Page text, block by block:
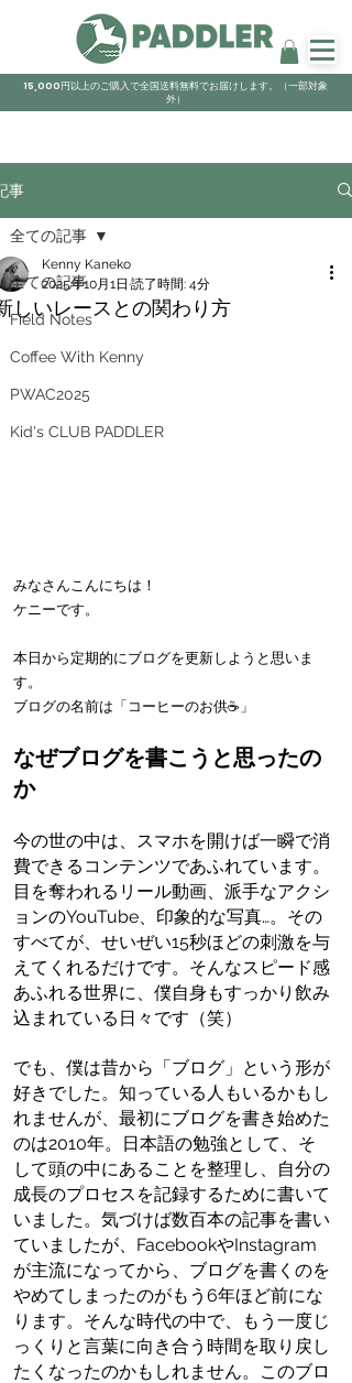
15,000円以上のご購入で全国送料無料でお届けします。（一部対象
外）
事
全ての記事
Field Notes
Coffee With Kenny
PWAC2025
Kid's CLUB PADDLER
全ての記事
しいレースとの関わり方
Kenny Kaneko
2025年10月1日 読了時間: 4分
みなさんこんにちは！
ケニーです。
本日から定期的にブログを更新しようと思いま
す。
ブログの名前は「コーヒーのお供☕️」
なぜブログを書こうと思ったの
か
今の世の中は、スマホを開けば一瞬で消
費できるコンテンツであふれています。
目を奪われるリール動画、派手なアクシ
ョンのYouTube、印象的な写真…。その
すべてが、せいぜい15秒ほどの刺激を与
えてくれるだけです。そんなスピード感
あふれる世界に、僕自身もすっかり飲み
込まれている日々です（笑）
でも、僕は昔から「ブログ」という形が
好きでした。知っている人もいるかもし
れませんが、最初にブログを書き始めた
のは2010年。日本語の勉強として、そ
して頭の中にあることを整理し、自分の
成長のプロセスを記録するために書いて
いました。気づけば数百本の記事を書い
ていましたが、FacebookやInstagram
が主流になってから、ブログを書くのを
やめてしまったのがもう6年ほど前にな
ります。そんな時代の中で、もう一度じ
っくりと言葉に向き合う時間を取り戻し
たくなったのかもしれません。このブロ